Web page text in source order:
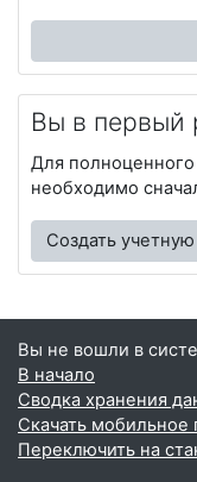
Вы в первый
Для полноценного
необходимо
Создать
Вы не вошли в
В начало
Сводка хранения
Скачать
Переключить на